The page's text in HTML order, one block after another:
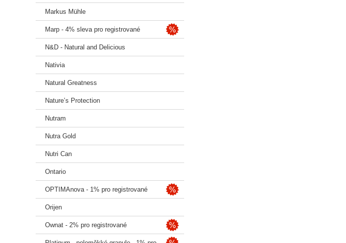
Markus Mühle
Marp - 4% sleva pro registrované
N&D - Natural and Delicious
Nativia
Natural Greatness
Nature’s Protection
Nutram
Nutra Gold
Nutri Can
Ontario
OPTIMAnova - 1% pro registrované
Orijen
Ownat - 2% pro registrované